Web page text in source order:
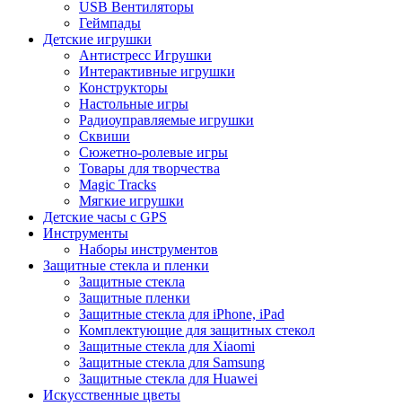
USB Вентиляторы
Геймпады
Детские игрушки
Антистресс Игрушки
Интерактивные игрушки
Конструкторы
Настольные игры
Радиоуправляемые игрушки
Сквиши
Сюжетно-ролевые игры
Товары для творчества
Magic Tracks
Мягкие игрушки
Детские часы с GPS
Инструменты
Наборы инструментов
Защитные стекла и пленки
Защитные стекла
Защитные пленки
Защитные стекла для iPhone, iPad
Комплектующие для защитных стекол
Защитные стекла для Xiaomi
Защитные стекла для Samsung
Защитные стекла для Huawei
Искусственные цветы